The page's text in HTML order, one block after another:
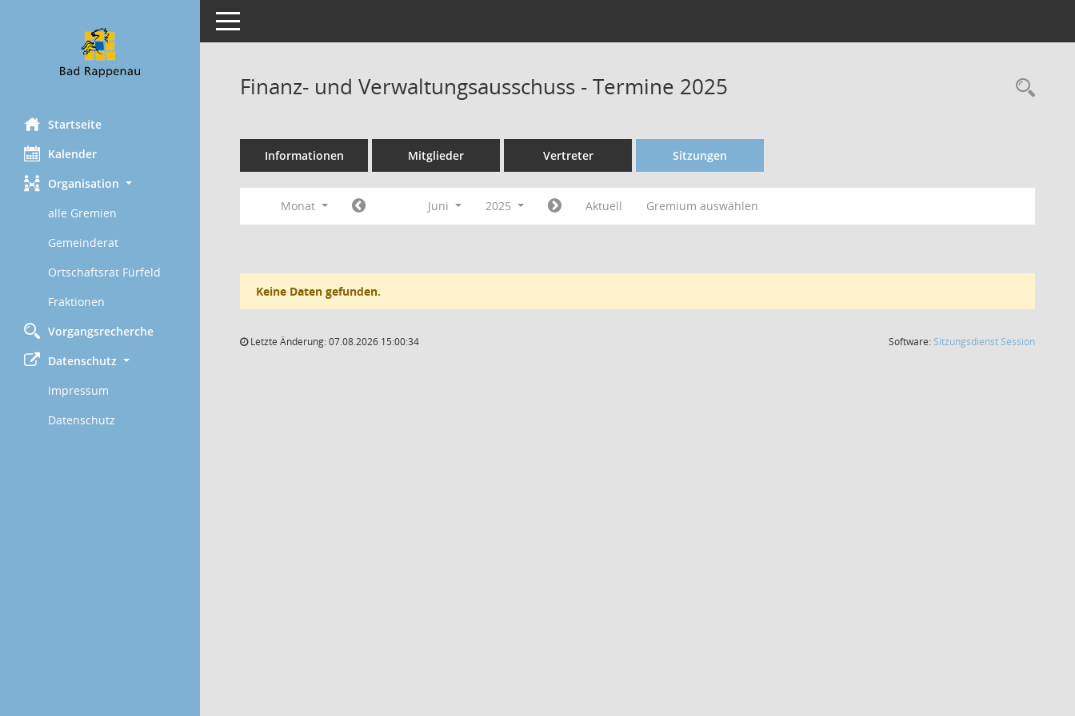
Startseite
Kalender
Organisation
alle Gremien
Gemeinderat
Ortschaftsrat Fürfeld
Fraktionen
Vorgangsrecherche
Datenschutz
Impressum
Datenschutz
Toggle navigation
Finanz- und Verwaltungsausschuss - Termine 2025
Informationen Mitglieder Vertreter Sitzungen
Monat Juni 2025 Aktuell Gremium auswählen
Keine Daten gefunden.
Letzte Änderung: 07.08.2026 15:00:34 Software: Sitzungsdienst Session(Wird in